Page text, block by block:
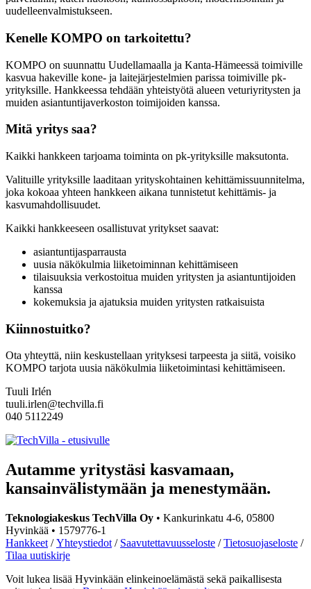
uudelleenvalmistukseen.
Kenelle KOMPO on tarkoitettu?
KOMPO on suunnattu Uudellamaalla ja Kanta-Hämeessä toimiville
kasvua hakeville kone- ja laitejärjestelmien parissa toimiville pk-
yrityksille. Hankkeessa tehdään yhteistyötä alueen veturiyritysten ja
muiden asiantuntijaverkoston toimijoiden kanssa.
Mitä yritys saa?
Kaikki hankkeen tarjoama toiminta on pk-yrityksille maksutonta.
Valituille yrityksille laaditaan yrityskohtainen kehittämissuunnitelma,
joka kokoaa yhteen hankkeen aikana tunnistetut kehittämis- ja
kasvumahdollisuudet.
Kaikki hankkeeseen osallistuvat yritykset saavat:
asiantuntijasparrausta
uusia näkökulmia liiketoiminnan kehittämiseen
tilaisuuksia verkostoitua muiden yritysten ja asiantuntijoiden
kanssa
kokemuksia ja ajatuksia muiden yritysten ratkaisuista
Kiinnostuitko?
Ota yhteyttä, niin keskustellaan yrityksesi tarpeesta ja siitä, voisiko
KOMPO tarjota uusia näkökulmia liiketoimintasi kehittämiseen.
Tuuli Irlén
tuuli.irlen@techvilla.fi
040 5112249
link
link
Autamme yritystäsi kasvamaan,
kansainvälistymään ja menestymään.
Teknologiakeskus TechVilla Oy • Kankurinkatu 4-6, 05800
Hyvinkää • 1579776-1
Hankkeet /Yhteystiedot / Saavutettavuusseloste /Tietosuojaseloste /
Tilaa uutiskirje
Voit lukea lisää Hyvinkään elinkeinoelämästä sekä paikallisesta